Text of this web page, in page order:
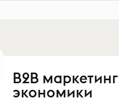
B2B
экономики